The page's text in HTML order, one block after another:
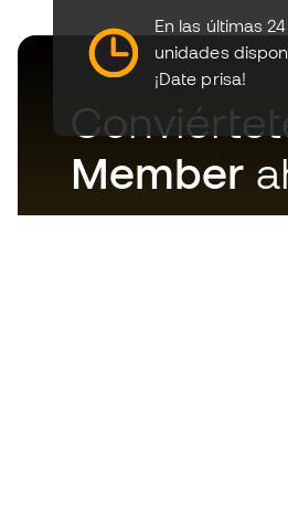
En las últimas
unidades
¡Date prisa!
Member